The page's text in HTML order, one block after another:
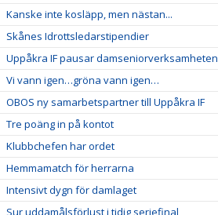
Kanske inte kosläpp, men nästan...
Skånes Idrottsledarstipendier
Uppåkra IF pausar damseniorverksamheten
Vi vann igen…gröna vann igen…
OBOS ny samarbetspartner till Uppåkra IF
Tre poäng in på kontot
Klubbchefen har ordet
Hemmamatch för herrarna
Intensivt dygn för damlaget
Sur uddamålsförlust i tidig seriefinal